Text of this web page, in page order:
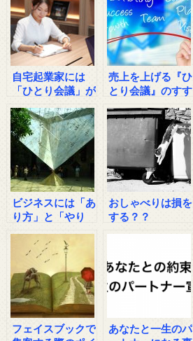
自宅起業家には
「ひとり会議」が
売上を上げる『ひ
とり会議』のすす
ビジネスには「あ
り方」と「やり
おしゃべりは損を
する？？
フェイスブックで
あなたと一生のパ